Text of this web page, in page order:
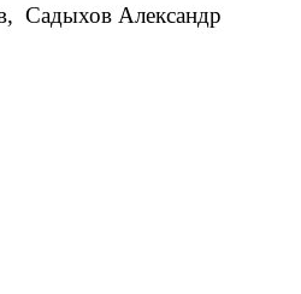
Садыхов Александр